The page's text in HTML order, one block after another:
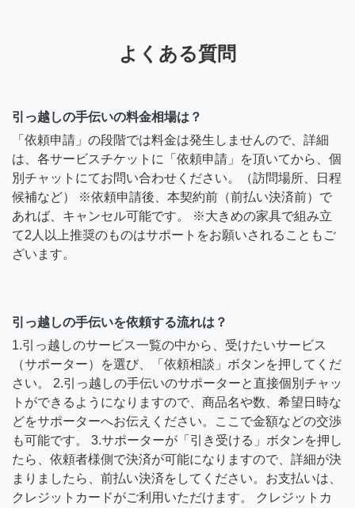
よくある質問
引っ越しの手伝いの料金相場は？
「依頼申請」の段階では料金は発生しませんので、詳細
は、各サービスチケットに「依頼申請」を頂いてから、個
別チャットにてお問い合わせください。（訪問場所、日程
候補など） ※依頼申請後、本契約前（前払い決済前）で
あれば、キャンセル可能です。 ※大きめの家具で組み立
て2人以上推奨のものはサポートをお願いされることもご
ざいます。
引っ越しの手伝いを依頼する流れは？
1.引っ越しのサービス一覧の中から、受けたいサービス
（サポーター）を選び、「依頼相談」ボタンを押してくだ
さい。 2.引っ越しの手伝いのサポーターと直接個別チャッ
トができるようになりますので、商品名や数、希望日時な
どをサポーターへお伝えください。ここで金額などの交渉
も可能です。 3.サポーターが「引き受ける」ボタンを押し
たら、依頼者様側で決済が可能になりますので、詳細が決
まりましたら、前払い決済をしてください。お支払いは、
クレジットカードがご利用いただけます。 クレジットカ